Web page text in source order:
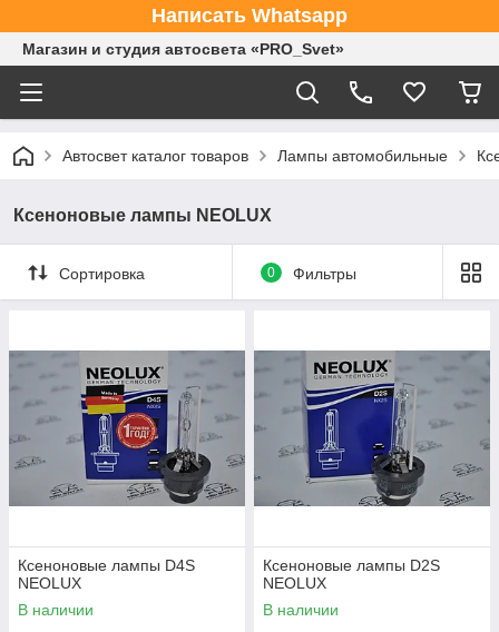
Написать Whatsapp
Магазин и студия автосвета «PRO_Svet»
Автосвет каталог товаров Лампы автомобильные
Ксеноновые лампы NEOLUX
Сортировка 0 Фильтры
Ксеноновые лампы D4S
NEOLUX
В наличии
Ксеноновые лампы D2S
NEOLUX
В наличии